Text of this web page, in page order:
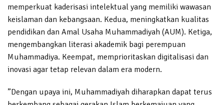
memperkuat kaderisasi intelektual yang memiliki wawasan
keislaman dan kebangsaan. Kedua, meningkatkan kualitas
pendidikan dan Amal Usaha Muhammadiyah (AUM). Ketiga,
mengembangkan literasi akademik bagi perempuan
Muhammadiya. Keempat, memprioritaskan digitalisasi dan
inovasi agar tetap relevan dalam era modern.
”Dengan upaya ini, Muhammadiyah diharapkan dapat terus